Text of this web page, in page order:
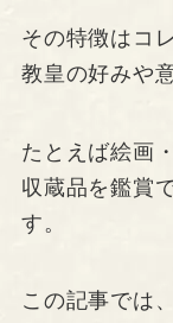
その特徴はコ
教皇の好みや
たとえば絵画
収蔵品を鑑賞
す。
この記事では